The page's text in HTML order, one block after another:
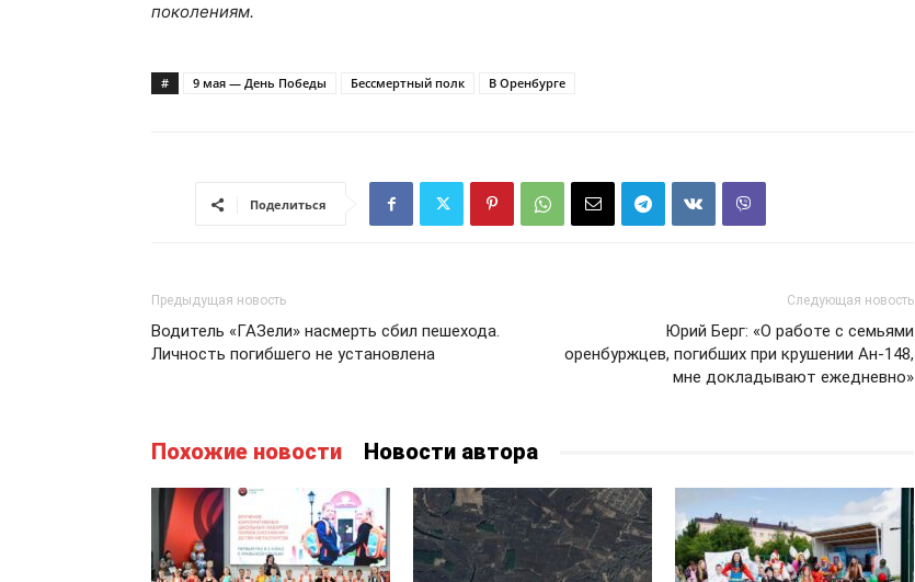
поколениям.
# 9 мая — День Победы Бессмертный полк В Оренбурге
Поделиться
Предыдущая новость
Водитель «ГАЗели» насмерть сбил пешехода.
Личность погибшего не установлена
Следующая новость
Юрий Берг: «О работе с семьями
оренбуржцев, погибших при крушении Ан-148,
мне докладывают ежедневно»
Похожие новости Новости автора